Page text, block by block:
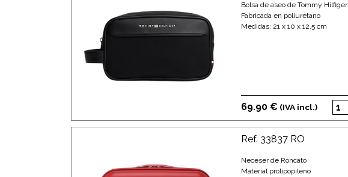
Bolsa de aseo de Tommy Hilfiger
Fabricada en poliuretano
Medidas: 21 x 10 x 12,5 cm
69.90 € (IVA incl.)
Ref. 33837 RO
Neceser de Roncato
Material prolipopileno